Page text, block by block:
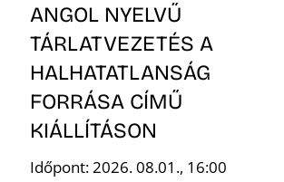
ANGOL NYELVŰ
TÁRLATVEZETÉS A
HALHATATLANSÁG
FORRÁSA CÍMŰ
KIÁLLÍTÁSON
Időpont: 2026. 08.01., 16:00